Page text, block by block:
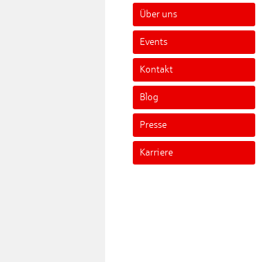
Über uns
Events
Kontakt
Blog
Presse
Karriere